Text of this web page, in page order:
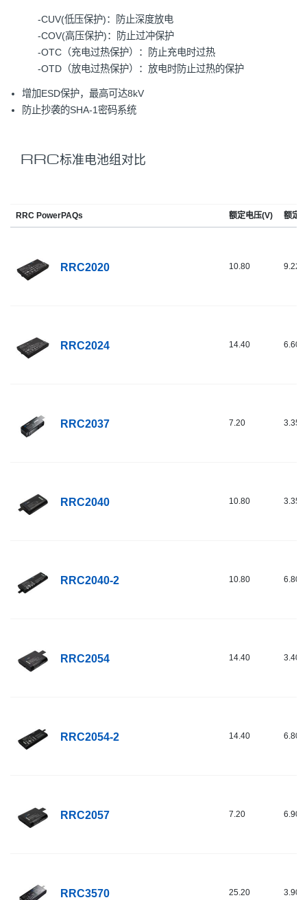
-CUV(低压保护)：防止深度放电
-COV(高压保护)：防止过冲保护
-OTC（充电过热保护）：防止充电时过热
-OTD（放电过热保护）：放电时防止过热的保护
增加ESD保护，最高可达8kV
防止抄袭的SHA-1密码系统
RRC标准电池组对比
RRC PowerPAQs 额定电压(V) 额定
RRC2020 10.80 9.22
RRC2024 14.40 6.60
RRC2037 7.20 3.35
RRC2040 10.80 3.35
RRC2040-2 10.80 6.80
RRC2054 14.40 3.40
RRC2054-2 14.40 6.80
RRC2057 7.20 6.90
RRC3570 25.20 3.90